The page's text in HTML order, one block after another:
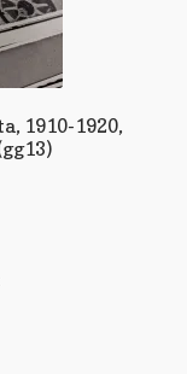
1910-1920,